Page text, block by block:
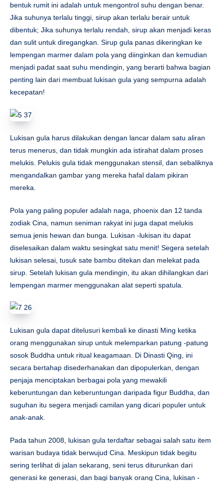
bentuk rumit ini adalah untuk mengontrol suhu dengan benar.
Jika suhunya terlalu tinggi, sirup akan terlalu berair untuk
dibentuk; Jika suhunya terlalu rendah, sirup akan menjadi keras
dan sulit untuk diregangkan. Sirup gula panas dikeringkan ke
lempengan marmer dalam pola yang diinginkan dan kemudian
menjadi padat saat suhu mendingin, yang berarti bahwa bagian
penting lain dari membuat lukisan gula yang sempurna adalah
kecepatan!
Lukisan gula harus dilakukan dengan lancar dalam satu aliran
terus menerus, dan tidak mungkin ada istirahat dalam proses
melukis. Pelukis gula tidak menggunakan stensil, dan sebaliknya
mengandalkan gambar yang mereka hafal dalam pikiran
mereka.
Pola yang paling populer adalah naga, phoenix dan 12 tanda
zodiak Cina, namun seniman rakyat ini juga dapat melukis
semua jenis hewan dan bunga. Lukisan -lukisan itu dapat
diselesaikan dalam waktu sesingkat satu menit! Segera setelah
lukisan selesai, tusuk sate bambu ditekan dan melekat pada
sirup. Setelah lukisan gula mendingin, itu akan dihilangkan dari
lempengan marmer menggunakan alat seperti spatula.
Lukisan gula dapat ditelusuri kembali ke dinasti Ming ketika
orang menggunakan sirup untuk melemparkan patung -patung
sosok Buddha untuk ritual keagamaan. Di Dinasti Qing, ini
secara bertahap disederhanakan dan dipopulerkan, dengan
penjaja menciptakan berbagai pola yang mewakili
keberuntungan dan keberuntungan daripada figur Buddha, dan
suguhan itu segera menjadi camilan yang dicari populer untuk
anak-anak.
Pada tahun 2008, lukisan gula terdaftar sebagai salah satu item
warisan budaya tidak berwujud Cina. Meskipun tidak begitu
sering terlihat di jalan sekarang, seni terus diturunkan dari
generasi ke generasi, dan bagi banyak orang Cina, lukisan -